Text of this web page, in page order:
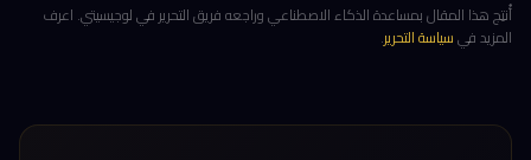
أُنتِج هذا المقال بمساعدة الذكاء الاصطناعي وراجعه فريق التحرير في لوجيسيتي. اعرف
المزيد فيسياسة التحرير.